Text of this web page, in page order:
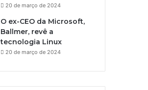
20 de março de 2024
O ex-CEO da Microsoft,
Ballmer, revê a
tecnologia Linux
20 de março de 2024